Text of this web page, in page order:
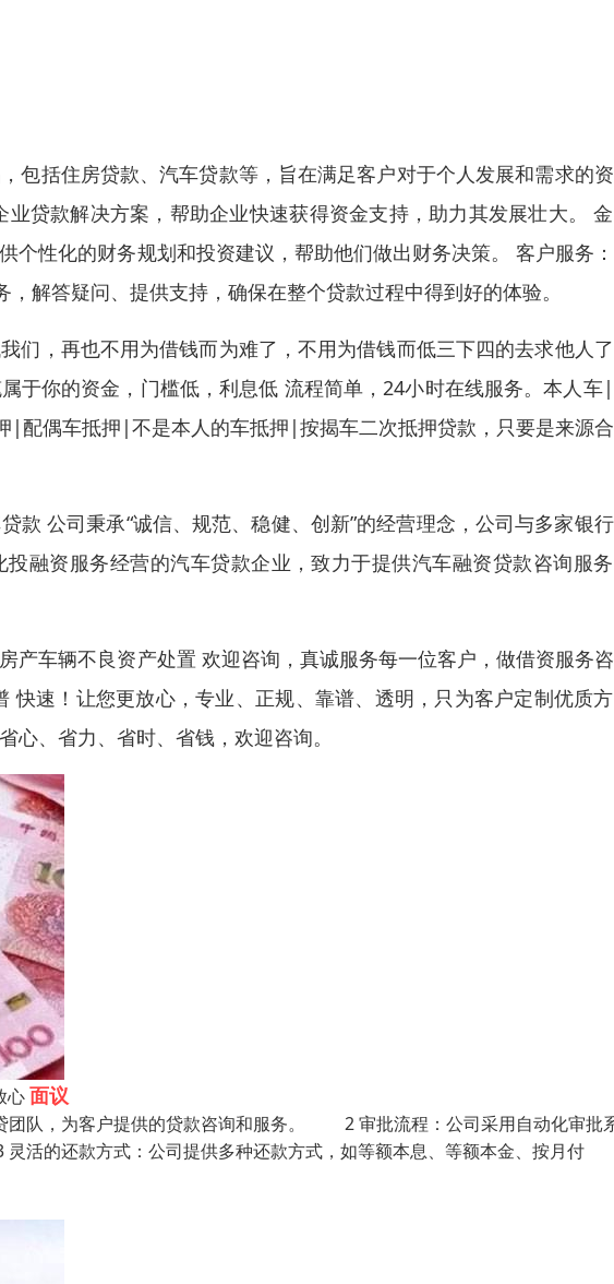
包括住房贷款、汽车贷款等，旨在满足客户对于个人发展和需求的
贷款解决方案，帮助企业快速获得资金支持，助力其发展壮大。
个性化的财务规划和投资建议，帮助他们做出财务决策。 客户服务
解答疑问、提供支持，确保在整个贷款过程中得到好的体验。
们，再也不用为借钱而为难了，不用为借钱而低三下四的去求他人
于你的资金，门槛低，利息低 流程简单，24小时在线服务。本人车
配偶车抵押|不是本人的车抵押|按揭车二次抵押贷款，只要是来源
款 公司秉承“诚信、规范、稳健、创新”的经营理念，公司与多家银
融资服务经营的汽车贷款企业，致力于提供汽车融资贷款咨询服
产车辆不良资产处置 欢迎咨询，真诚服务每一位客户，做借资服务
快速！让您更放心，专业、正规、靠谱、透明，只为客户定制优质
、省力、省时、省钱，欢迎咨询。
心面议
团队，为客户提供的贷款咨询和服务。 2 审批流程：公司采用自动化审批
的还款方式：公司提供多种还款方式，如等额本息、等额本金、按月付